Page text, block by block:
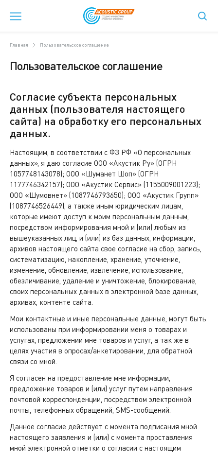
Главная Пользовательское соглашение
Пользовательское соглашение
Согласие субъекта персональных
данных (пользователя настоящего
сайта) на обработку его персональных
данных.
Настоящим, в соответствии с ФЗ РФ «О персональных
данных», я даю согласие ООО «Акустик Ру» (ОГРН
1057748143078); ООО «Шуманет Шоп» (ОГРН
1177746342157); ООО «Акустик Сервис» (1155009001223);
ООО «Шумовнет» (1087746793650); ООО «Акустик Групп»
(1087746526449), а также иным юридическим лицам,
которые имеют доступ к моим персональным данным,
посредством информирования мной и (или) любым из
вышеуказанных лиц, и (или) из баз данных, информации,
архивов настоящего сайта свое согласие на сбор, запись,
систематизацию, накопление, хранение, уточнение,
изменение, обновление, извлечение, использование,
обезличивание, удаление и уничтожение, блокирование,
своих персональных данных в электронной базе данных,
архивах, контенте сайта.
Мои контактные и иные персональные данные, могут быть
использованы при информировании меня о товарах и
услугах, предложении мне товаров и услуг, а так же в
целях участия в опросах/анкетировании, для обратной
связи со мной.
Я согласен на предоставление мне информации,
предложение товаров и (или) услуг путем направления
почтовой корреспонденции, посредством электронной
почты, телефонных обращений, SMS-сообщений.
Данное согласие действует с момента подписания мной
настоящего заявления и (или) с момента проставления
мной электронной отметки о согласии с настоящим